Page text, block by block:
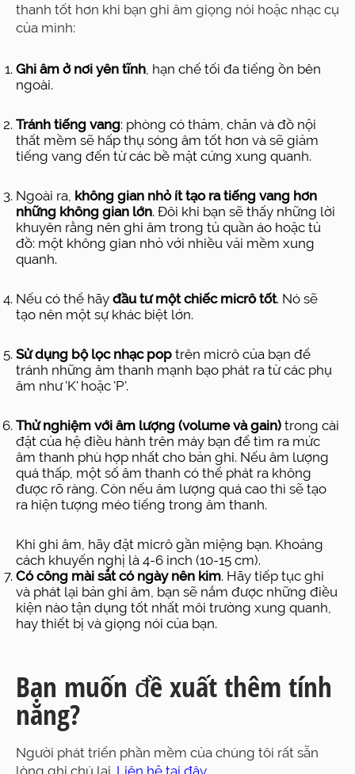
thanh tốt hơn khi bạn ghi âm giọng nói hoặc nhạc cụ
của mình:
Ghi âm ở nơi yên tĩnh , hạn chế tối đa tiếng ồn bên
ngoài.
Tránh tiếng vang: phòng có thảm, chăn và đồ nội
thất mềm sẽ hấp thụ sóng âm tốt hơn và sẽ giảm
tiếng vang đến từ các bề mặt cứng xung quanh.
Ngoài ra, không gian nhỏ ít tạo ra tiếng vang hơn
những không gian lớn. Đôi khi bạn sẽ thấy những lời
khuyên rằng nên ghi âm trong tủ quần áo hoặc tủ
đồ: một không gian nhỏ với nhiều vải mềm xung
quanh.
Nếu có thể hãy đầu tư một chiếc micrô tốt. Nó sẽ
tạo nên một sự khác biệt lớn.
Sử dụng bộ lọc nhạc pop trên micrô của bạn để
tránh những âm thanh mạnh bạo phát ra từ các phụ
âm như 'K' hoặc 'P'.
Thử nghiệm với âm lượng (volume và gain) trong cài
đặt của hệ điều hành trên máy bạn để tìm ra mức
âm thanh phù hợp nhất cho bản ghi. Nếu âm lượng
quá thấp, một số âm thanh có thể phát ra không
được rõ ràng. Còn nếu âm lượng quá cao thì sẽ tạo
ra hiện tượng méo tiếng trong âm thanh.
Khi ghi âm, hãy đặt micrô gần miệng bạn. Khoảng
cách khuyến nghị là 4-6 inch (10-15 cm).
Có công mài sắt có ngày nên kim. Hãy tiếp tục ghi
và phát lại bản ghi âm, bạn sẽ nắm được những điều
kiện nào tận dụng tốt nhất môi trường xung quanh,
hay thiết bị và giọng nói của bạn.
Bạn muốn đề xuất thêm tính
năng?
Người phát triển phần mềm của chúng tôi rất sẵn
lòng ghi chú lại. Liên hệ tại đây.